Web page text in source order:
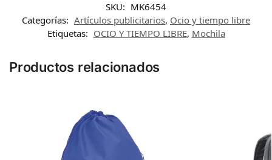
SKU: MK6454
Categorías: Artículos publicitarios, Ocio y tiempo libre
Etiquetas: OCIO Y TIEMPO LIBRE, Mochila
Productos relacionados